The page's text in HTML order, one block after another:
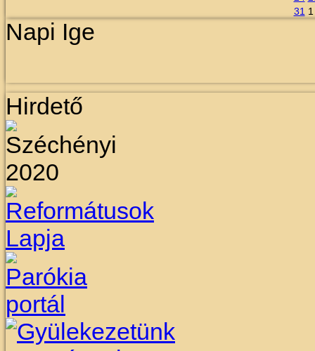
31 1
Napi Ige
Hirdető